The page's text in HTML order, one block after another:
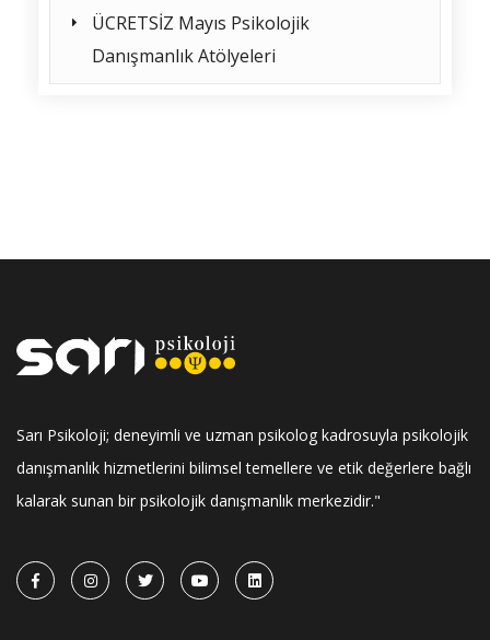
ÜCRETSİZ Mayıs Psikolojik
Danışmanlık Atölyeleri
Sarı Psikoloji; deneyimli ve uzman psikolog kadrosuyla psikolojik
danışmanlık hizmetlerini bilimsel temellere ve etik değerlere bağlı
kalarak sunan bir psikolojik danışmanlık merkezidir."